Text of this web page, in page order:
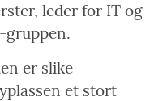
leder for IT og
gruppen.
er slike
et stort